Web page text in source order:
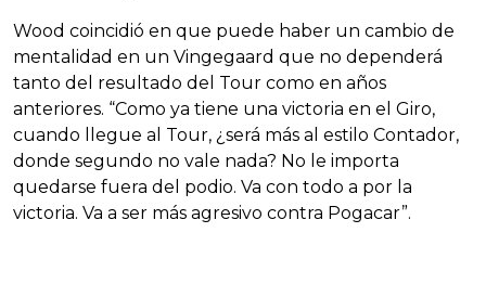
Wood coincidió en que puede haber un cambio de
mentalidad en un Vingegaard que no dependerá
tanto del resultado del Tour como en años
anteriores. “Como ya tiene una victoria en el Giro,
cuando llegue al Tour, ¿será más al estilo Contador,
donde segundo no vale nada? No le importa
quedarse fuera del podio. Va con todo a por la
victoria. Va a ser más agresivo contra Pogacar”.